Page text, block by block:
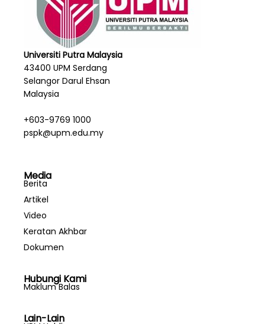
Universiti Putra Malaysia
43400 UPM Serdang
Selangor Darul Ehsan
Malaysia
+603-9769 1000
pspk@upm.edu.my
Media
Berita
Artikel
Video
Keratan Akhbar
Dokumen
Hubungi Kami
Maklum Balas
Lain-Lain